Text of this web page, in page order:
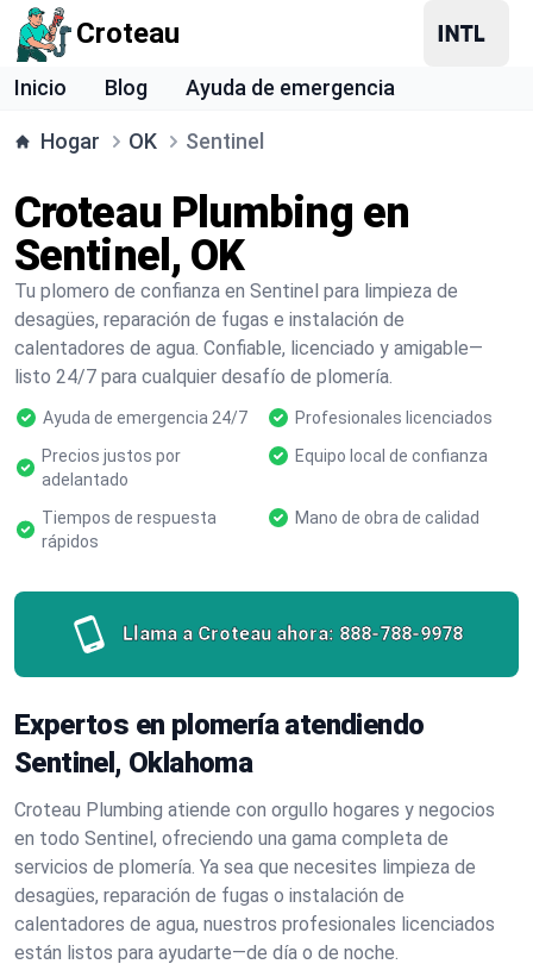
Croteau
Inicio Blog Ayuda de emergencia
Hogar OK Sentinel
Croteau Plumbing en
Sentinel, OK
Tu plomero de confianza en Sentinel para limpieza de
desagües, reparación de fugas e instalación de
calentadores de agua. Confiable, licenciado y amigable—
listo 24/7 para cualquier desafío de plomería.
Ayuda de emergencia 24/7
Profesionales licenciados
Precios justos por
adelantado
Equipo local de confianza
Tiempos de respuesta
rápidos
Mano de obra de calidad
Llama a Croteau ahora: 888-788-9978
Expertos en plomería atendiendo
Sentinel, Oklahoma
Croteau Plumbing atiende con orgullo hogares y negocios
en todo Sentinel, ofreciendo una gama completa de
servicios de plomería. Ya sea que necesites limpieza de
desagües, reparación de fugas o instalación de
calentadores de agua, nuestros profesionales licenciados
están listos para ayudarte—de día o de noche.